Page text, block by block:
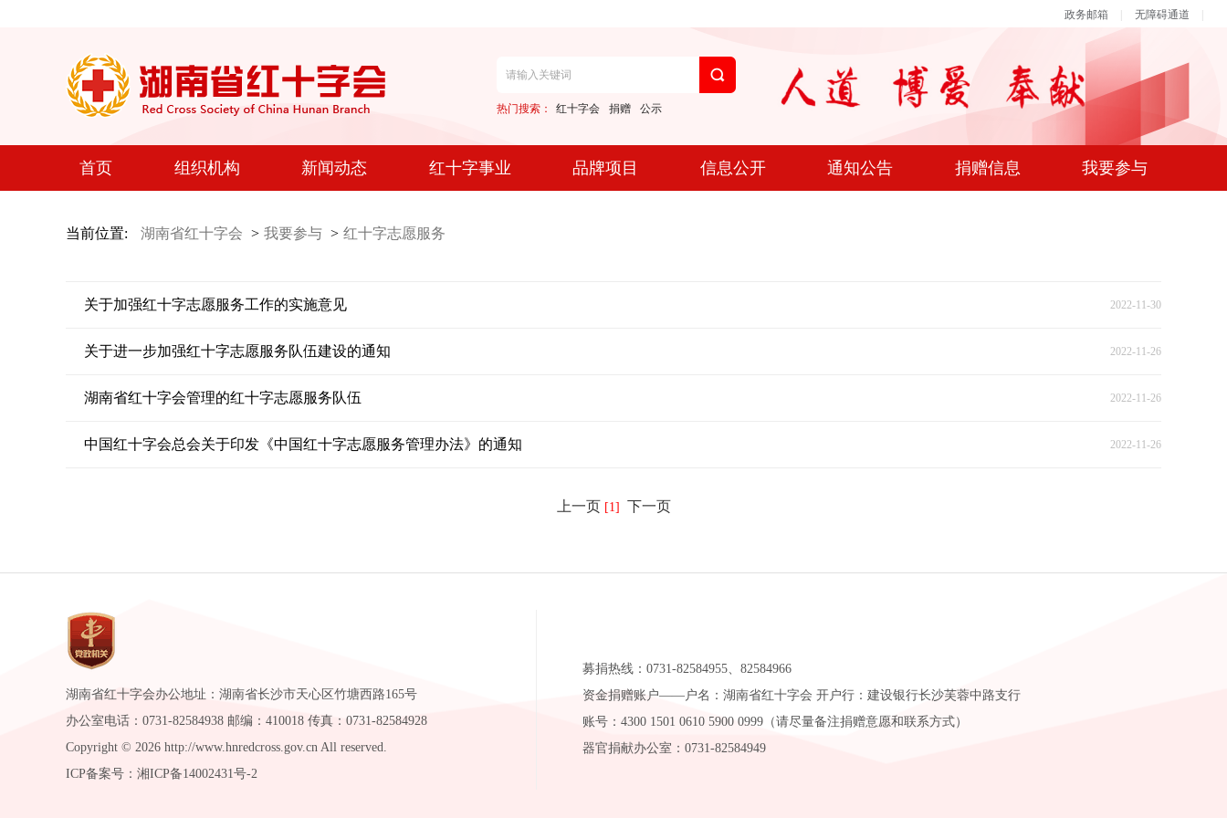
政务邮箱 无障碍通道
热门搜索： 红十字会 捐赠 公示
首页 组织机构 新闻动态 红十字事业 品牌项目 信息公开 通知公告 捐赠信息 我要参与
当前位置: 湖南省红十字会 > 我要参与 > 红十字志愿服务
关于加强红十字志愿服务工作的实施意见 2022-11-30
关于进一步加强红十字志愿服务队伍建设的通知 2022-11-26
湖南省红十字会管理的红十字志愿服务队伍 2022-11-26
中国红十字会总会关于印发《中国红十字志愿服务管理办法》的通知 2022-11-26
上一页 [1] 下一页
湖南省红十字会办公地址：湖南省长沙市天心区竹塘西路165号
办公室电话：0731-82584938 邮编：410018 传真：0731-82584928
Copyright © 2026 http://www.hnredcross.gov.cn All reserved.
ICP备案号：湘ICP备14002431号-2
募捐热线：0731-82584955、82584966
资金捐赠账户——户名：湖南省红十字会 开户行：建设银行长沙芙蓉中路支行
账号：4300 1501 0610 5900 0999（请尽量备注捐赠意愿和联系方式）
器官捐献办公室：0731-82584949